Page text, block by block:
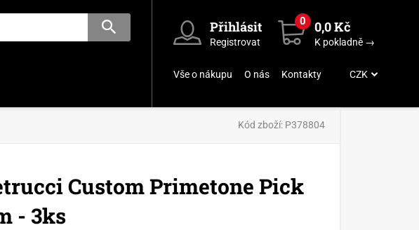
Přihlásit
Registrovat
0 0,0 Kč
K pokladně →
Vše o nákupu O nás Kontakty CZK
Kód zboží: P378804
Custom Primetone Pick
- 3ks